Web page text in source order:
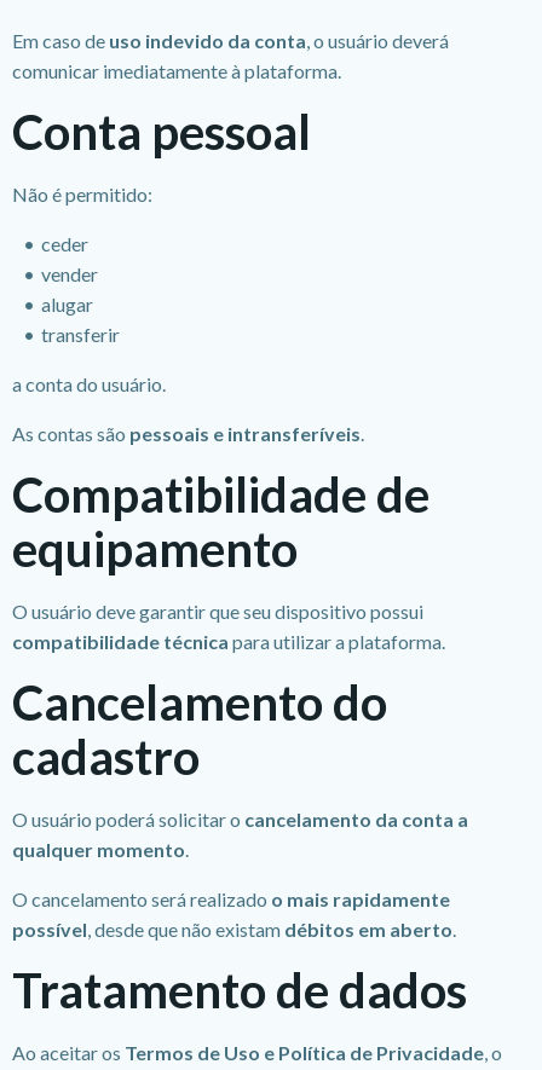
Em caso de uso indevido da conta, o usuário deverá
comunicar imediatamente à plataforma.
Conta pessoal
Não é permitido:
ceder
vender
alugar
transferir
a conta do usuário.
As contas são pessoais e intransferíveis.
Compatibilidade de
equipamento
O usuário deve garantir que seu dispositivo possui
compatibilidade técnica para utilizar a plataforma.
Cancelamento do
cadastro
O usuário poderá solicitar o cancelamento da conta a
qualquer momento.
O cancelamento será realizado o mais rapidamente
possível, desde que não existam débitos em aberto.
Tratamento de dados
Ao aceitar os Termos de Uso e Política de Privacidade, o